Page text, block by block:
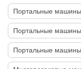
Портальные
Портальные
Портальные